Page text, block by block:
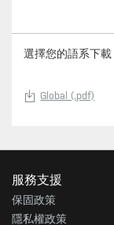
選擇您的語系下載
Global (.pdf)
服務支援
保固政策
隱私權政策